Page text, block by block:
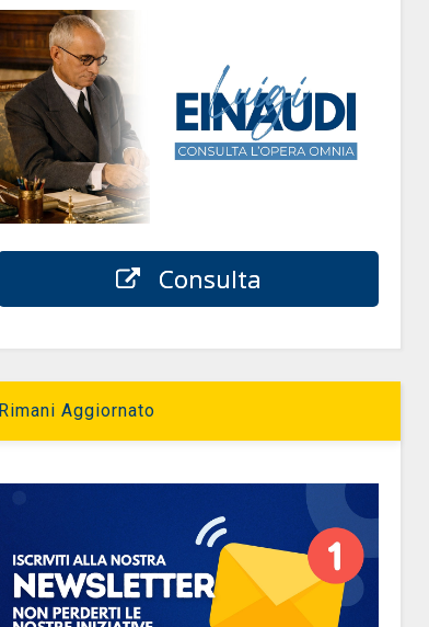
Consulta
Rimani Aggiornato